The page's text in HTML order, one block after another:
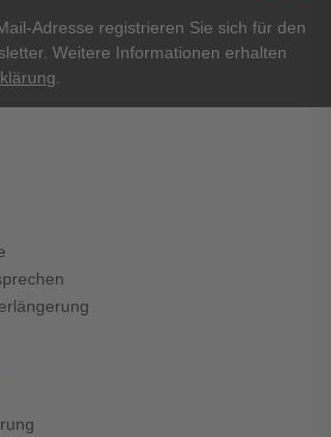
Adresse registrieren Sie sich für den
Weitere Informationen erhalten